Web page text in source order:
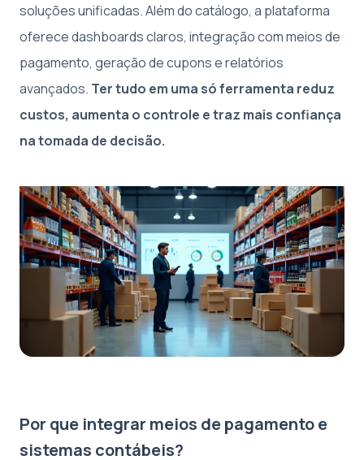
soluções unificadas. Além do catálogo, a plataforma
oferece dashboards claros, integração com meios de
pagamento, geração de cupons e relatórios
avançados. Ter tudo em uma só ferramenta reduz
custos, aumenta o controle e traz mais confiança
na tomada de decisão.
Por que integrar meios de pagamento e
sistemas contábeis?